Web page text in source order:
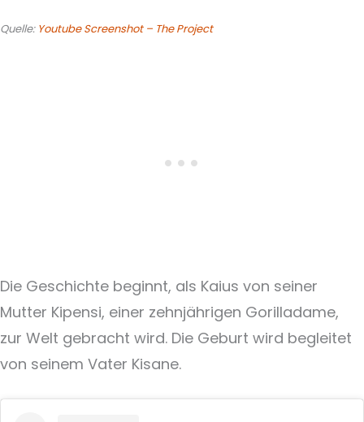
Quelle: Youtube Screenshot – The Project
Die Geschichte beginnt, als Kaius von seiner
Mutter Kipensi, einer zehnjährigen Gorilladame,
zur Welt gebracht wird. Die Geburt wird begleitet
von seinem Vater Kisane.